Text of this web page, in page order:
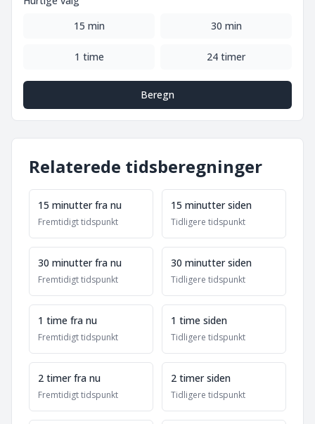
15 min
30 min
1 time 24 timer
Beregn
Relaterede tidsberegninger
15 minutter fra nu
Fremtidigt tidspunkt
15 minutter siden
Tidligere tidspunkt
30 minutter fra nu
Fremtidigt tidspunkt
30 minutter siden
Tidligere tidspunkt
1 time fra nu
Fremtidigt tidspunkt
1 time siden
Tidligere tidspunkt
2 timer fra nu
Fremtidigt tidspunkt
2 timer siden
Tidligere tidspunkt